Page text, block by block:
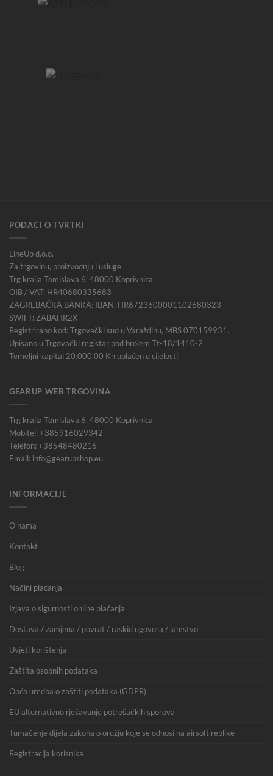
PODACI O TVRTKI
LineUp d.o.o.
Za trgovinu, proizvodnju i usluge
Trg kralja Tomislava 6, 48000 Koprivnica
OIB / VAT: HR40680335683
ZAGREBAČKA BANKA: IBAN: HR6723600001102680323
SWIFT: ZABAHR2X
Registrirano kod: Trgovački sud u Varaždinu, MBS 070159931.
Upisano u Trgovački registar pod brojem Tt-18/1410-2.
Temeljni kapital 20.000,00 Kn uplaćen u cijelosti.
GEARUP WEB TRGOVINA
Trg kralja Tomislava 6, 48000 Koprivnica
Mobitel: +385916029342
Telefon: +38548480216
Email: info@gearupshop.eu
INFORMACIJE
O nama
Kontakt
Blog
Načini plaćanja
Izjava o sigurnosti online plaćanja
Dostava / zamjena / povrat / raskid ugovora / jamstvo
Uvjeti korištenja
Zaštita osobnih podataka
Opća uredba o zaštiti podataka (GDPR)
EU alternativno rješavanje potrošačkih sporova
Tumačenje dijela zakona o oružju koje se odnosi na airsoft replike
Registracija korisnika